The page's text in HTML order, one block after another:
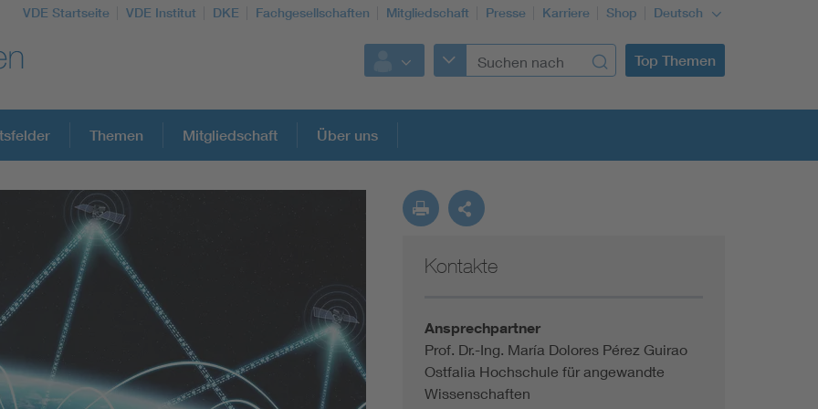
VDE Startseite VDE Institut DKE Fachgesellschaften Mitgliedschaft Presse Karriere Shop Deutsch
Top Themen
Weitere Themen
Assisted Living
Electromobility
Energy efficiency
Building Services Engineering
Information and communications technology ICT
Education + profession
Themen Mitgliedschaft Über uns
Kontakte
Ansprechpartner
Prof. Dr.-Ing. María Dolores Pérez Guirao
Ostfalia Hochschule für angewandte
Wissenschaften